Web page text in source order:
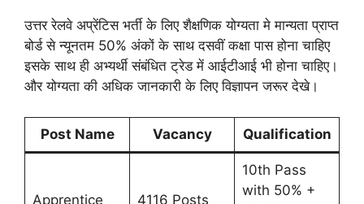
उत्तर रेलवे अप्रेंटिस भर्ती के लिए शैक्षणिक योग्यता मे मान्यता प्राप्त
बोर्ड से न्यूनतम 50% अंकों के साथ दसवीं कक्षा पास होना चाहिए
इसके साथ ही अभ्यर्थी संबंधित ट्रेड में आईटीआई भी होना चाहिए।
और योग्यता की अधिक जानकारी के लिए विज्ञापन जरूर देखे।
Post Name Vacancy Qualification
Apprentice 4116 Posts
10th Pass
with 50% +